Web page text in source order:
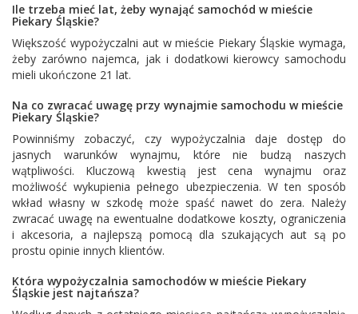
Ile trzeba mieć lat, żeby wynająć samochód w mieście
Piekary Śląskie?
Większość wypożyczalni aut w mieście Piekary Śląskie wymaga,
żeby zarówno najemca, jak i dodatkowi kierowcy samochodu
mieli ukończone 21 lat.
Na co zwracać uwagę przy wynajmie samochodu w mieście
Piekary Śląskie?
Powinniśmy zobaczyć, czy wypożyczalnia daje dostęp do
jasnych warunków wynajmu, które nie budzą naszych
wątpliwości. Kluczową kwestią jest cena wynajmu oraz
możliwość wykupienia pełnego ubezpieczenia. W ten sposób
wkład własny w szkodę może spaść nawet do zera. Należy
zwracać uwagę na ewentualne dodatkowe koszty, ograniczenia
i akcesoria, a najlepszą pomocą dla szukających aut są po
prostu opinie innych klientów.
Która wypożyczalnia samochodów w mieście Piekary
Śląskie jest najtańsza?